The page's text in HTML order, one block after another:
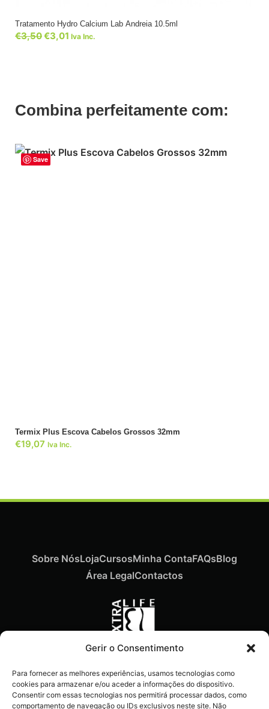
Gerir o Consentimento
Para fornecer as melhores experiências, usamos tecnologias como
cookies para armazenar e/ou aceder a informações do dispositivo.
Consentir com essas tecnologias nos permitirá processar dados, como
comportamento de navegação ou IDs exclusivos neste site. Não
Tratamento Hydro Calcium Lab Andreia 10.5ml
€3,50€3,01 Iva Inc.
Combina perfeitamente com:
Save
Termix Plus Escova Cabelos Grossos 32mm
€19,07 Iva Inc.
novidades e dicas
imperdíveis diretamente no
Sobre NósLojaCursosMinha ContaFAQsBlog
Área LegalContactos